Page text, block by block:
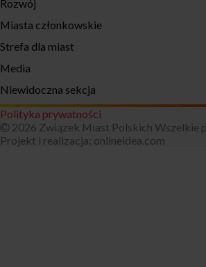
Rozwój
Miasta członkowskie
Strefa dla miast
Media
Niewidoczna sekcja
Polityka prywatności
2026 Związek Miast Polskich Wszelkie
Projekt i realizacja: onlineidea.com